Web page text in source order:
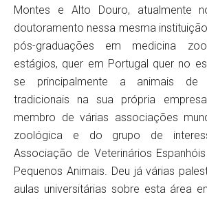
Montes e Alto Douro, atualmente
doutoramento nessa mesma
pós-graduações em medicina
estágios, quer em Portugal quer no
se principalmente a animais de
tradicionais na sua própria
membro de várias associações
zoológica e do grupo de
Associação de Veterinários
Pequenos Animais. Deu já várias
aulas universitárias sobre esta área